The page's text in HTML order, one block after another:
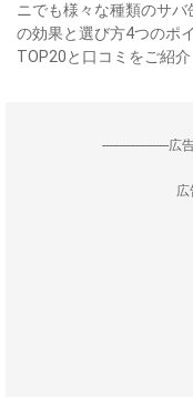
ニでも様々な種類のサ
の効果と選び方4つのポ
TOP20と口コミをご紹介
--------------------
広